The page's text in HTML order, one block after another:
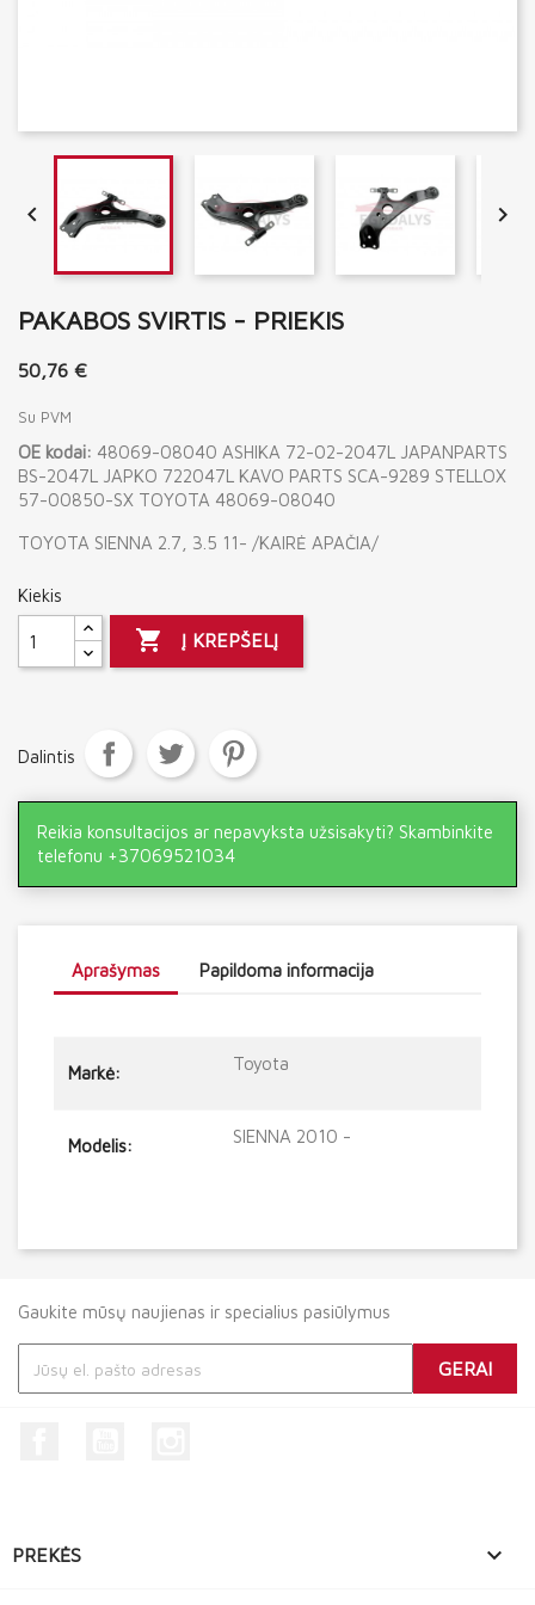
 
PAKABOS SVIRTIS - PRIEKIS
50,76 €
Su PVM
OE kodai: 48069-08040 ASHIKA 72-02-2047L JAPANPARTS
BS-2047L JAPKO 722047L KAVO PARTS SCA-9289 STELLOX
57-00850-SX TOYOTA 48069-08040
TOYOTA SIENNA 2.7, 3.5 11- /KAIRĖ APAČIA/
Kiekis
 Į KREPŠELĮ
Dalintis
Reikia konsultacijos ar nepavyksta užsisakyti? Skambinkite
telefonu +37069521034
Aprašymas Papildoma informacija
Markė: Toyota
Modelis: SIENNA 2010 -
Gaukite mūsų naujienas ir specialius pasiūlymus
PREKĖS 